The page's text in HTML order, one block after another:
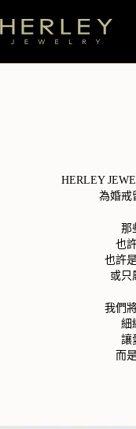
HERLEY
為婚戒
那
也
也許
或只
我們
細
讓
而